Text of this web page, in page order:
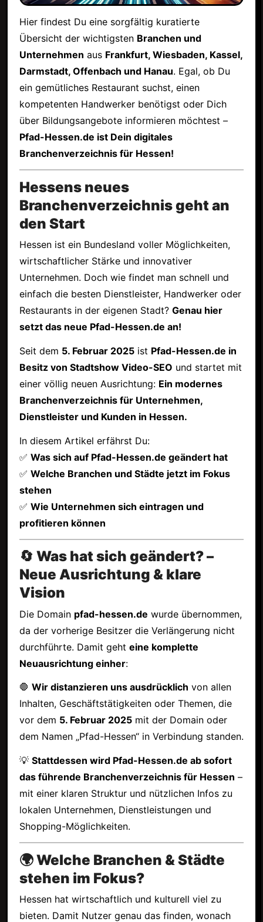
Hier findest Du eine sorgfältig kuratierte
Übersicht der wichtigsten Branchen und
Unternehmen aus Frankfurt, Wiesbaden, Kassel,
Darmstadt, Offenbach und Hanau. Egal, ob Du
ein gemütliches Restaurant suchst, einen
kompetenten Handwerker benötigst oder Dich
über Bildungsangebote informieren möchtest –
Pfad-Hessen.de ist Dein digitales
Branchenverzeichnis für Hessen!
Hessens neues
Branchenverzeichnis geht an
den Start
Hessen ist ein Bundesland voller Möglichkeiten,
wirtschaftlicher Stärke und innovativer
Unternehmen. Doch wie findet man schnell und
einfach die besten Dienstleister, Handwerker oder
Restaurants in der eigenen Stadt? Genau hier
setzt das neue Pfad-Hessen.de an!
Seit dem 5. Februar 2025ist Pfad-Hessen.de in
Besitz von Stadtshow Video-SEO und startet mit
einer völlig neuen Ausrichtung: Ein modernes
Branchenverzeichnis für Unternehmen,
Dienstleister und Kunden in Hessen.
In diesem Artikel erfährst Du:
✅ Was sich auf Pfad-Hessen.de geändert hat
✅ Welche Branchen und Städte jetzt im Fokus
stehen
✅ Wie Unternehmen sich eintragen und
profitieren können
🔄 Was hat sich geändert? –
Neue Ausrichtung & klare
Vision
Die Domain pfad-hessen.de wurde übernommen,
da der vorherige Besitzer die Verlängerung nicht
durchführte. Damit geht eine komplette
Neuausrichtung einher:
🛑 Wir distanzieren uns ausdrücklich von allen
Inhalten, Geschäftstätigkeiten oder Themen, die
vor dem 5. Februar 2025mit der Domain oder
dem Namen „Pfad-Hessen“ in Verbindung standen.
💡 Stattdessen wird Pfad-Hessen.de ab sofort
das führende Branchenverzeichnis für Hessen –
mit einer klaren Struktur und nützlichen Infos zu
lokalen Unternehmen, Dienstleistungen und
Shopping-Möglichkeiten.
🌍 Welche Branchen & Städte
stehen im Fokus?
Hessen hat wirtschaftlich und kulturell viel zu
bieten. Damit Nutzer genau das finden, wonach